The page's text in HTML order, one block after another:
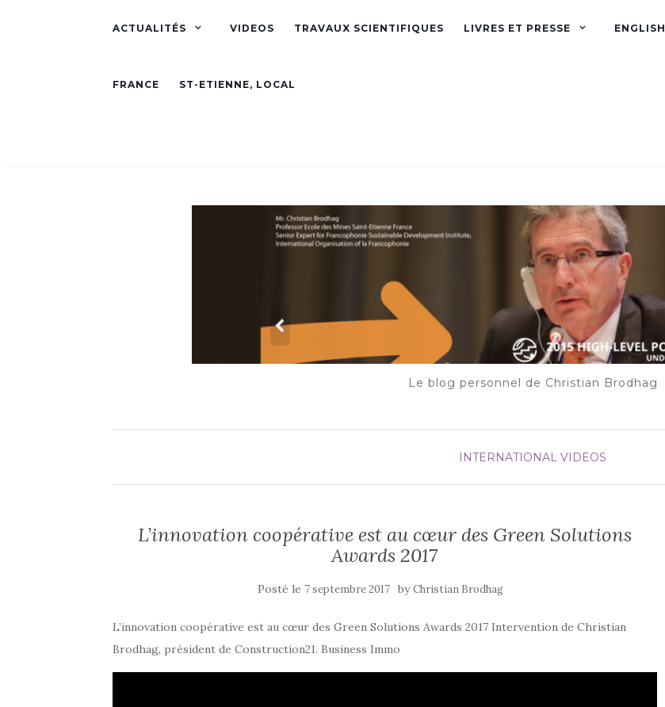
ACTUALITÉS VIDEOS TRAVAUX SCIENTIFIQUES LIVRES ET PRESSE ENGLISH
FRANCE ST-ETIENNE, LOCAL
Le blog personnel de Christian Brodhag
INTERNATIONAL VIDEOS
L’innovation coopérative est au cœur des Green Solutions
Awards 2017
Posté le 7 septembre 2017 byChristian Brodhag
L’innovation coopérative est au cœur des Green Solutions Awards 2017 Intervention de Christian
Brodhag, président de Construction21. Business Immo